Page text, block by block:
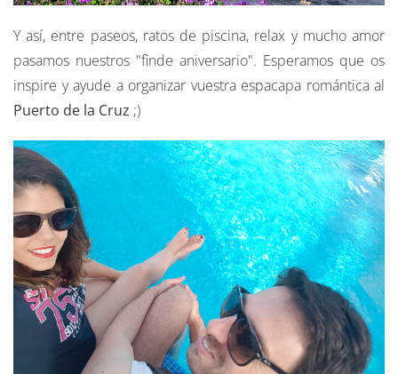
Y así, entre paseos, ratos de piscina, relax y mucho amor
pasamos nuestros "finde aniversario". Esperamos que os
inspire y ayude a organizar vuestra espacapa romántica al
Puerto de la Cruz ;)